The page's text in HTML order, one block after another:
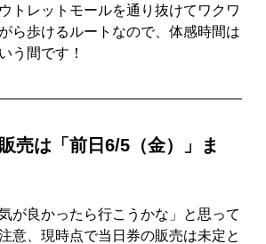
トレットモールを通り抜けてワクワ
ら歩けるルートなので、体感時間は
う間です！
売は「前日6/5（金）」ま
が良かったら行こうかな」と思って
意、現時点で当日券の販売は未定と